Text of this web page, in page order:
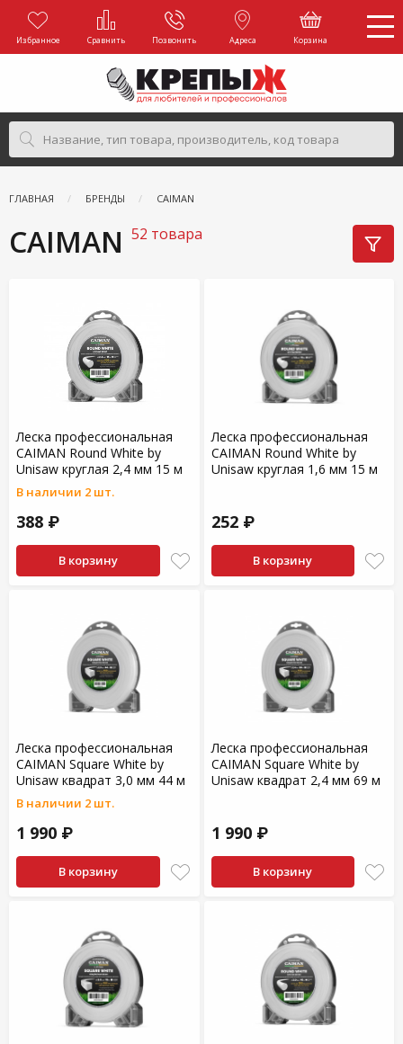
Избранное Сравнить Позвонить Адреса Корзина
ГЛАВНАЯ БРЕНДЫ CAIMAN
CAIMAN 52 товара
Леска профессиональная
CAIMAN Round White by
Unisaw круглая 2,4 мм 15 м
В наличии 2 шт.
388 ₽
В корзину
Леска профессиональная
CAIMAN Round White by
Unisaw круглая 1,6 мм 15 м
252 ₽
В корзину
Леска профессиональная
CAIMAN Square White by
Unisaw квадрат 3,0 мм 44 м
В наличии 2 шт.
1 990 ₽
В корзину
Леска профессиональная
CAIMAN Square White by
Unisaw квадрат 2,4 мм 69 м
1 990 ₽
В корзину